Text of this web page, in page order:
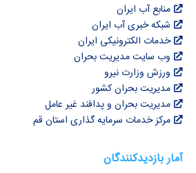
منابع آب ایران
شبکه خبری آب ایران
خدمات الکترونیکی ایران
وب سایت مدیریت بحران
ورزش وزارت نیرو
مدیریت بحران کشور
مدیریت بحران و پدافند غیر عامل
مرکز خدمات سرمایه گذاری استان قم
آمار بازدیدکنندگان